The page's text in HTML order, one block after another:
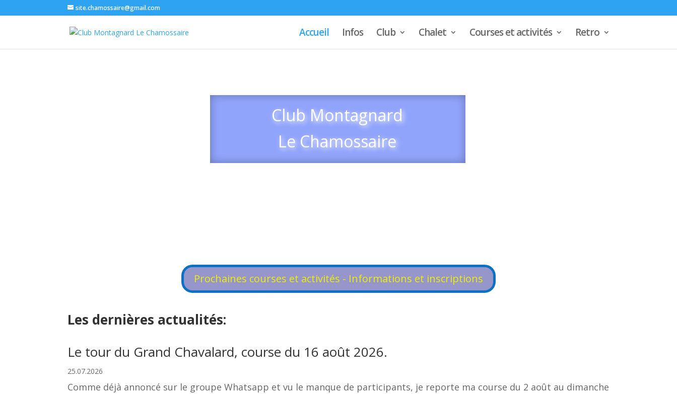
site.chamossaire@gmail.com
Accueil Infos Club Chalet Courses et activités Retro
Club Montagnard
Le Chamossaire
Prochaines courses et activités - Informations et inscriptions
Les dernières actualités:
Le tour du Grand Chavalard, course du 16 août 2026.
25.07.2026
Comme déjà annoncé sur le groupe Whatsapp et vu le manque de participants, je reporte ma course du 2 août au dimanche